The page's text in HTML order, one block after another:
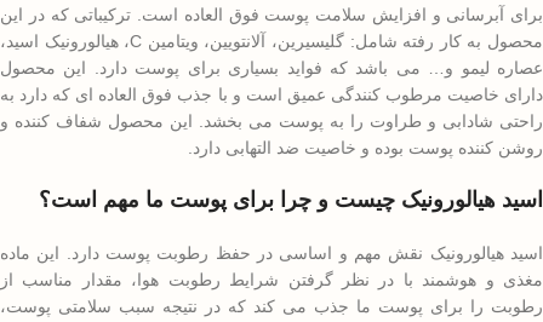
برای آبرسانی و افزایش سلامت پوست فوق العاده است. ترکیباتی که در این
محصول به کار رفته شامل: گلیسیرین، آلانتویین، ویتامین C، هیالورونیک اسید،
عصاره لیمو و… می باشد که فواید بسیاری برای پوست دارد. این محصول
دارای خاصیت مرطوب کنندگی عمیق است و با جذب فوق العاده ای که دارد به
راحتی شادابی و طراوت را به پوست می بخشد. این محصول شفاف کننده و
روشن کننده پوست بوده و خاصیت ضد التهابی دارد.
اسید هیالورونیک چیست و چرا برای پوست ما مهم است؟
اسید هیالورونیک نقش مهم و اساسی در حفظ رطوبت پوست دارد. این ماده
مغذی و هوشمند با در نظر گرفتن شرایط رطوبت هوا، مقدار مناسب از
رطوبت را برای پوست ما جذب می کند که در نتیجه سبب سلامتی پوست،